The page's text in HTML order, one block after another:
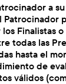
a
Patrocinador
Finalistas
todas las
hasta el
de
válidos